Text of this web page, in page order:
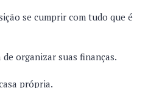
se cumprir com tudo que é
organizar suas finanças.
própria.